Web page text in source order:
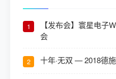
1
【发布会】寰星电子
会
2 十年·无双 — 2018德